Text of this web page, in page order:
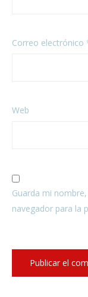
Correo electrónico
Web
Guarda mi
navegador para la